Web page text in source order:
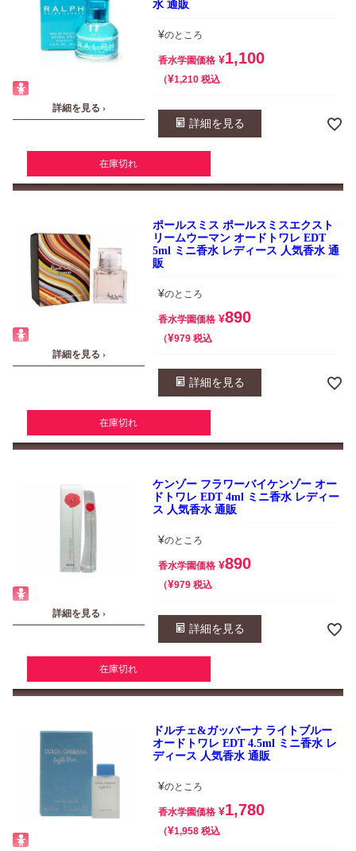
詳細を見る ›
水 通販
¥のところ
香水学園価格 ¥1,100
¥1,210 税込
詳細を見る
在庫切れ
詳細を見る ›
ポールスミス ポールスミスエクスト
リームウーマン オードトワレ EDT
5ml ミニ香水 レディース 人気香水 通
販
¥のところ
香水学園価格 ¥890
¥979 税込
詳細を見る
在庫切れ
詳細を見る ›
ケンゾー フラワーバイケンゾー オー
ドトワレ EDT 4ml ミニ香水 レディー
ス 人気香水 通販
¥のところ
香水学園価格 ¥890
¥979 税込
詳細を見る
在庫切れ
ドルチェ&ガッバーナ ライトブルー
オードトワレ EDT 4.5ml ミニ香水 レ
ディース 人気香水 通販
¥のところ
香水学園価格 ¥1,780
¥1,958 税込